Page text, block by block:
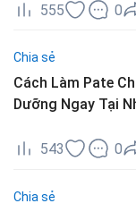
555 0
Chia sẻ
Cách Làm Pate
Dưỡng Ngay Tại
543 0
Chia sẻ